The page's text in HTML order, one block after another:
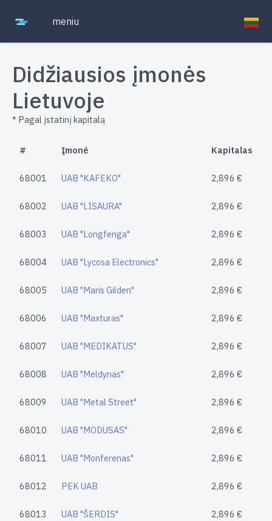
meniu
Didžiausios įmonės
Lietuvoje
* Pagal įstatinį kapitalą
# Įmonė Kapitalas
68001 UAB "KAFEKO" 2,896 €
68002 UAB "LISAURA" 2,896 €
68003 UAB "Longfenga" 2,896 €
68004 UAB "Lycosa Electronics" 2,896 €
68005 UAB "Maris Gilden" 2,896 €
68006 UAB "Maxturas" 2,896 €
68007 UAB "MEDIKATUS" 2,896 €
68008 UAB "Meldynas" 2,896 €
68009 UAB "Metal Street" 2,896 €
68010 UAB "MODUSAS" 2,896 €
68011 UAB "Monferenas" 2,896 €
68012 PEK UAB 2,896 €
68013 UAB "ŠERDIS" 2,896 €